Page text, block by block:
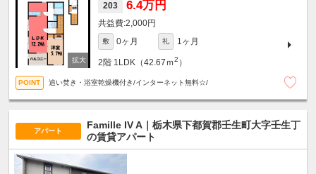
203 6.4万円
2,000円
敷 0ヶ月 礼 1ヶ月
2階 1LDK（42.67ｍ2 ）
追い焚き・浴室乾燥機付き/インターネット無料☆/
アパート
Famille IV A｜栃木県下都賀郡壬生町大字壬生丁
の賃貸アパート